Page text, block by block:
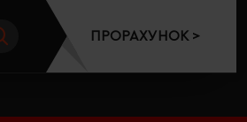
ПРОРАХУНОК >